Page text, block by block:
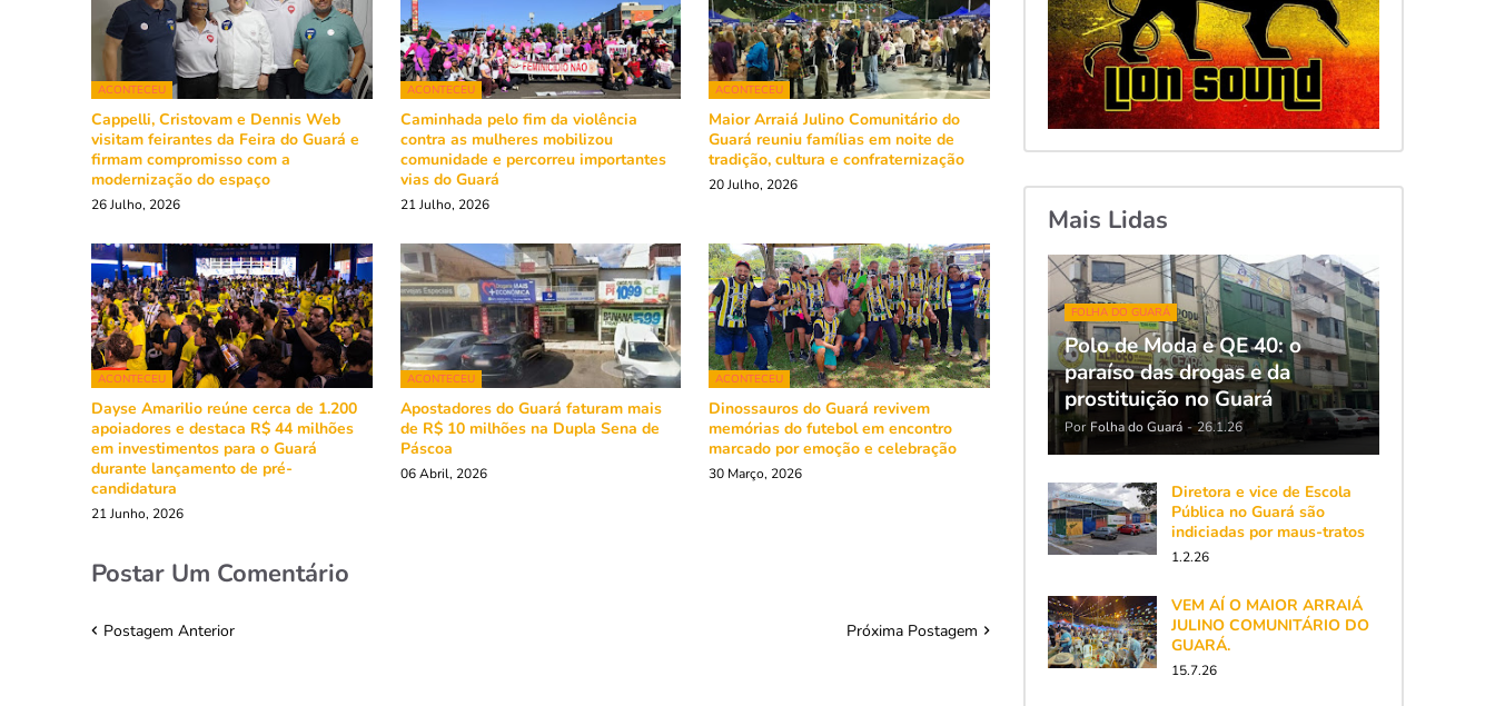
ACONTECEU
Cappelli, Cristovam e Dennis Web
visitam feirantes da Feira do Guará e
firmam compromisso com a
modernização do espaço
26 Julho, 2026
ACONTECEU
Caminhada pelo fim da violência
contra as mulheres mobilizou
comunidade e percorreu importantes
vias do Guará
21 Julho, 2026
ACONTECEU
Maior Arraiá Julino Comunitário do
Guará reuniu famílias em noite de
tradição, cultura e confraternização
20 Julho, 2026
ACONTECEU
Dayse Amarilio reúne cerca de 1.200
apoiadores e destaca R$ 44 milhões
em investimentos para o Guará
durante lançamento de pré-
candidatura
21 Junho, 2026
ACONTECEU
Apostadores do Guará faturam mais
de R$ 10 milhões na Dupla Sena de
Páscoa
06 Abril, 2026
ACONTECEU
Dinossauros do Guará revivem
memórias do futebol em encontro
marcado por emoção e celebração
30 Março, 2026
Postar Um Comentário
Postagem Anterior Próxima Postagem
Mais Lidas
FOLHA DO GUARÁ
Polo de Moda e QE 40: o
paraíso das drogas e da
prostituição no Guará
Por Folha do Guará - 26.1.26
Diretora e vice de Escola
Pública no Guará são
indiciadas por maus-tratos
1.2.26
VEM AÍ O MAIOR ARRAIÁ
JULINO COMUNITÁRIO DO
GUARÁ.
15.7.26